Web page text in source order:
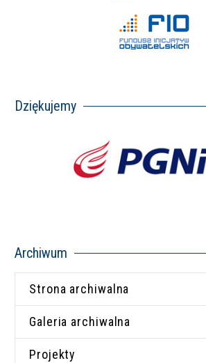
Dziękujemy
Archiwum
Strona archiwalna
Galeria archiwalna
Projekty